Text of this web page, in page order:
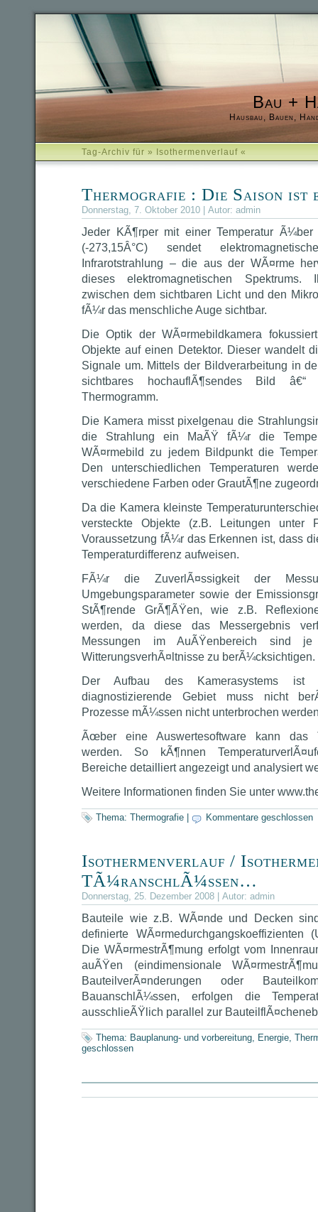
Bau +
Hausbau, Bauen,
Tag-Archiv für » Isothermenverlauf «
Thermografie : Die Saison
Donnerstag, 7. Oktober 2010 | Autor: admin
Jeder KÃ¶rper mit einer Temperatur
(-273,15Â°C) sendet
Infrarotstrahlung – die aus der WÃ¤rme
dieses elektromagnetischen
zwischen dem sichtbaren Licht und den
fÃ¼r das menschliche Auge sichtbar.
Die Optik der WÃ¤rmebildkamera
Objekte auf einen Detektor. Dieser wandelt
Signale um. Mittels der Bildverarbeitung in
sichtbares hochauflÃ¶sendes Bild
Thermogramm.
Die Kamera misst pixelgenau die
die Strahlung ein MaÃŸ fÃ¼r die
WÃ¤rmebild zu jedem Bildpunkt die
Den unterschiedlichen Temperaturen
verschiedene Farben oder GrautÃ¶ne
Da die Kamera kleinste
versteckte Objekte (z.B. Leitungen unter
Voraussetzung fÃ¼r das Erkennen ist, dass
Temperaturdifferenz aufweisen.
FÃ¼r die ZuverlÃ¤ssigkeit der
Umgebungsparameter sowie der
StÃ¶rende GrÃ¶ÃŸen, wie z.B.
werden, da diese das Messergebnis
Messungen im AuÃŸenbereich sind
WitterungsverhÃ¤ltnisse zu berÃ¼cksichtigen.
Der Aufbau des Kamerasystems ist
diagnostizierende Gebiet muss nicht
Prozesse mÃ¼ssen nicht unterbrochen
Ãœber eine Auswertesoftware kann das
werden. So kÃ¶nnen
Bereiche detailliert angezeigt und analysiert
Weitere Informationen finden Sie unter
Thema: Thermografie Kommentare geschlossen
Isothermenverlauf /
TÃ¼ranschlÃ¼ssen…
Donnerstag, 25. Dezember 2008 | Autor: admin
Bauteile wie z.B. WÃ¤nde und Decken
definierte WÃ¤rmedurchgangskoeffizienten
Die WÃ¤rmestrÃ¶mung erfolgt vom
auÃŸen (eindimensionale
BauteilverÃ¤nderungen oder
BauanschlÃ¼ssen, erfolgen die
ausschlieÃŸlich parallel zur
Thema: Bauplanung- und vorbereitung, Energie,
geschlossen